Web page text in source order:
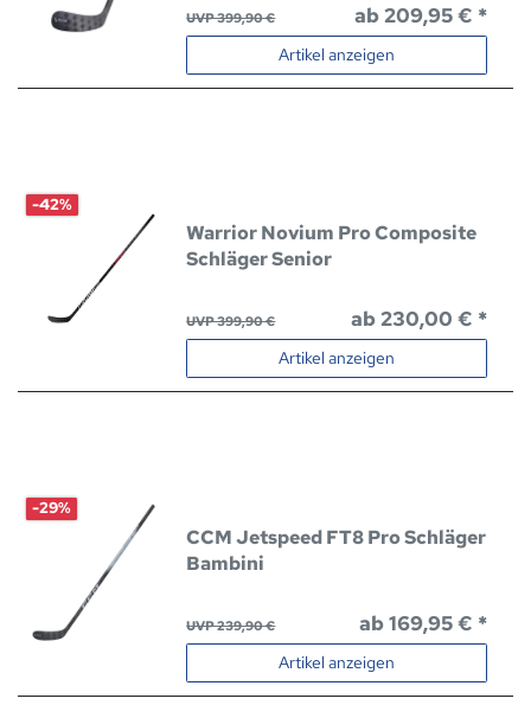
UVP 399,90 € ab 209,95 € *
Artikel anzeigen
-42%
Warrior Novium Pro Composite
Schläger Senior
UVP 399,90 € ab 230,00 € *
Artikel anzeigen
-29%
CCM Jetspeed FT8 Pro Schläger
Bambini
UVP 239,90 € ab 169,95 € *
Artikel anzeigen